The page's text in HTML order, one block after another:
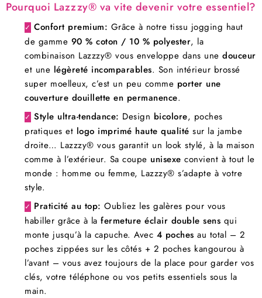
Pourquoi Lazzzy® va vite devenir votre essentiel?
✓ Confort premium: Grâce à notre tissu jogging haut
de gamme 90 % coton / 10 % polyester, la
combinaison Lazzzy® vous enveloppe dans une douceur
et une légèreté incomparables. Son intérieur brossé
super moelleux, c’est un peu comme porter une
couverture douillette en permanence.
✓ Style ultra-tendance: Design bicolore, poches
pratiques et logo imprimé haute qualité sur la jambe
droite… Lazzzy® vous garantit un look stylé, à la maison
comme à l’extérieur. Sa coupe unisexe convient à tout le
monde : homme ou femme, Lazzzy® s’adapte à votre
style.
✓ Praticité au top: Oubliez les galères pour vous
habiller grâce à la fermeture éclair double sens qui
monte jusqu’à la capuche. Avec 4 poches au total – 2
poches zippées sur les côtés + 2 poches kangourou à
l’avant – vous avez toujours de la place pour garder vos
clés, votre téléphone ou vos petits essentiels sous la
main.